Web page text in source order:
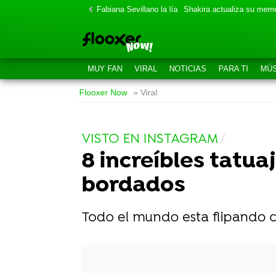
Fabiana Sevillano la lía Shakira actualiza su
MUY FAN VIRAL NOTICIAS PARA TI
Flooxer Now » Viral
VISTO EN INSTAGRAM
8 increíbles
bordados
Todo el mundo esta flipando